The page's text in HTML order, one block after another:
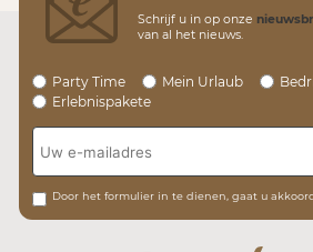
Schrijf u in op onze
van al het nieuws.
Party Time Mein Urlaub
Erlebnispakete
Door het formulier in te dienen, gaat u